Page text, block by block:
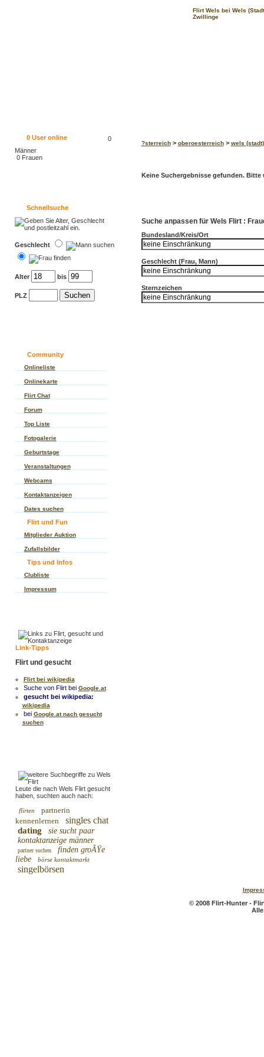
Flirt Wels bei Wels
Zwillinge
0User online
0
Männer
0 Frauen
Schnellsuche
Geschlecht
Alter bis
PLZ
Community
Onlineliste
Onlinekarte
Flirt Chat
Forum
Top Liste
Fotogalerie
Geburtstage
Veranstaltungen
Webcams
Kontaktanzeigen
Dates suchen
Flirt und Fun
Mitglieder Auktion
Zufallsbilder
Tips und Infos
Clubliste
Impressum
Link-Tipps
Flirt und gesucht
Flirt bei wikipedia
Suche von Flirt bei Google.at
gesucht bei wikipedia:
wikipedia
bei Google.at nach gesucht
suchen
Leute die nach Wels Flirt gesucht
haben, suchten auch nach:
flirten
partnerin
kennenlernen
singles chat
dating
sie sucht paar
kontaktanzeige männer
partner suchen
finden groÃŸe
liebe
börse kontaktmarkt
singelbörsen
?sterreich> oberoesterreich> wels (stadt)
Keine Suchergebnisse gefunden. Bitte
Suche anpassen für Wels Flirt :
Bundesland/Kreis/Ort
Geschlecht (Frau, Mann)
Sternzeichen
© 2008 Flirt-Hunter -